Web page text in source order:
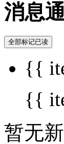
消息
全部标记已读
{{
{{
暂无